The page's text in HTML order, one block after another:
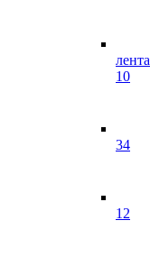
лента
10
34
12